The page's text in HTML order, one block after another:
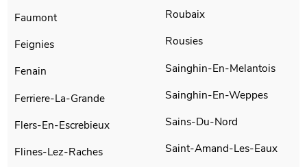
Faumont
Feignies
Fenain
Ferriere-La-Grande
Flers-En-Escrebieux
Flines-Lez-Raches
Roubaix
Rousies
Sainghin-En-Melantois
Sainghin-En-Weppes
Sains-Du-Nord
Saint-Amand-Les-Eaux